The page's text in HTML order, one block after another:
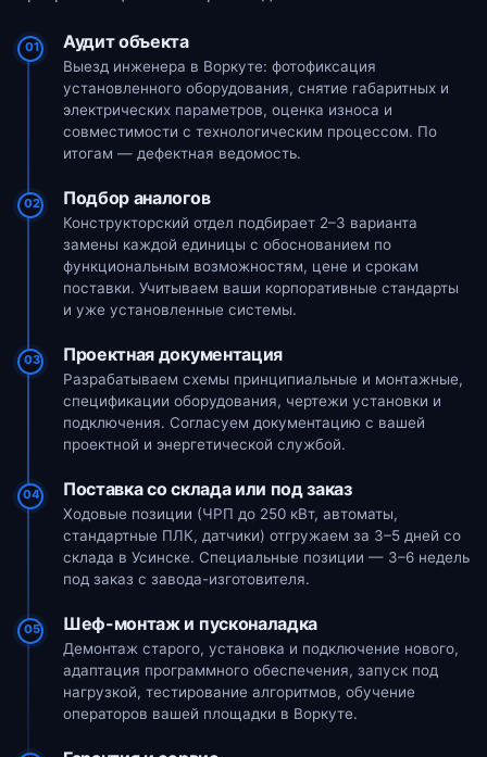
01 Аудит объекта
Выезд инженера в Воркуте: фотофиксация
установленного оборудования, снятие габаритных и
электрических параметров, оценка износа и
совместимости с технологическим процессом. По
итогам — дефектная ведомость.
02 Подбор аналогов
Конструкторский отдел подбирает 2–3 варианта
замены каждой единицы с обоснованием по
функциональным возможностям, цене и срокам
поставки. Учитываем ваши корпоративные стандарты
и уже установленные системы.
03 Проектная документация
Разрабатываем схемы принципиальные и монтажные,
спецификации оборудования, чертежи установки и
подключения. Согласуем документацию с вашей
проектной и энергетической службой.
04 Поставка со склада или под заказ
Ходовые позиции (ЧРП до 250 кВт, автоматы,
стандартные ПЛК, датчики) отгружаем за 3–5 дней со
склада в Усинске. Специальные позиции — 3–6 недель
под заказ с завода-изготовителя.
05 Шеф-монтаж и пусконаладка
Демонтаж старого, установка и подключение нового,
адаптация программного обеспечения, запуск под
нагрузкой, тестирование алгоритмов, обучение
операторов вашей площадки в Воркуте.